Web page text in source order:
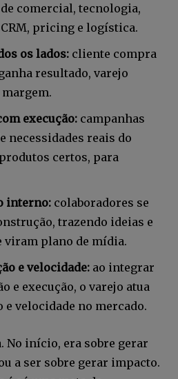
comercial, tecnologia,
pricing e logística.
os lados: cliente compra
resultado, varejo
execução: campanhas
necessidades reais do
certos, para
interno: colaboradores se
trazendo ideias e
viram plano de mídia.
e velocidade: ao integrar
e execução, o varejo atua
velocidade no mercado.
No início, era sobre gerar
a ser sobre gerar impacto.